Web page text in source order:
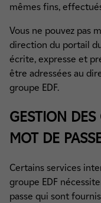
mêmes fins,
Vous ne pouvez pas
direction du portail
écrite, expresse et
être adressées au
groupe EDF.
GESTION
MOT DE
Certains services
groupe EDF
passe qui sont